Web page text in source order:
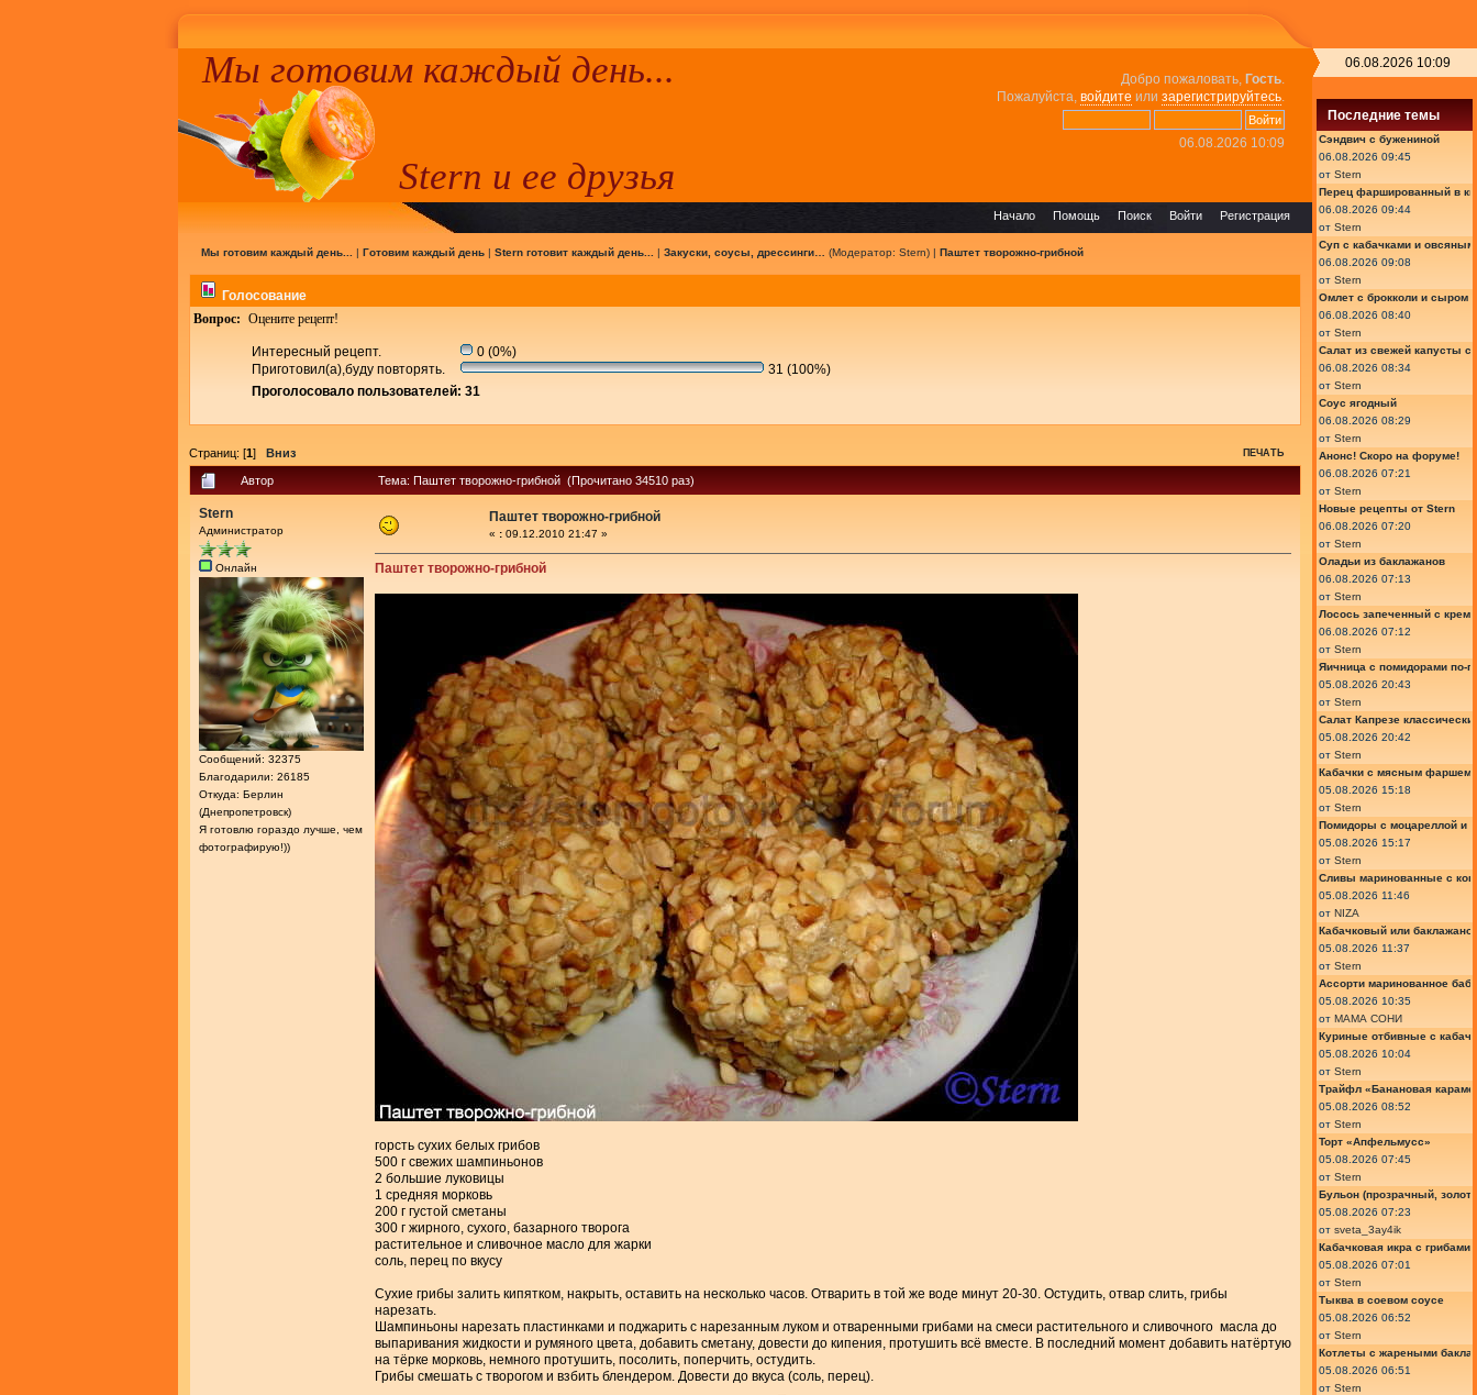
Добро пожаловать, Гость.
Пожалуйста, войдите или зарегистрируйтесь.
06.08.2026 10:09
Мы готовим каждый день...
Stern и ее друзья
Регистрация
Войти
Поиск
Помощь
Начало
Мы готовим каждый день... | Готовим каждый день| Stern готовит каждый день... | Закуски, соусы, дрессинги… (Модератор: Stern) | Паштет творожно-грибной
Голосование
Вопрос: Оцените рецепт!
Интересный рецепт.
0 (0%)
Приготовил(а),буду повторять.
31 (100%)
Проголосовало пользователей: 31
Страниц: [1] Вниз ПЕЧАТЬ
Автор Тема: Паштет творожно-грибной (Прочитано 34510 раз)
Stern
Администратор
Онлайн
Сообщений: 32375
Благодарили: 26185
Откуда: Берлин
(Днепропетровск)
Я готовлю гораздо лучше, чем
фотографирую!))
Паштет творожно-грибной
« : 09.12.2010 21:47 »
Паштет творожно-грибной
горсть сухих белых грибов
500 г свежих шампиньонов
2 большие луковицы
1 средняя морковь
200 г густой сметаны
300 г жирного, сухого, базарного творога
растительное и сливочное масло для жарки
соль, перец по вкусу
Сухие грибы залить кипятком, накрыть, оставить на несколько часов. Отварить в той же воде минут 20-30. Остудить, отвар слить, грибы
нарезать.
Шампиньоны нарезать пластинками и поджарить с нарезанным луком и отваренными грибами на смеси растительного и сливочного масла до
выпаривания жидкости и румяного цвета, добавить сметану, довести до кипения, протушить всё вместе. В последний момент добавить натёртую
на тёрке морковь, немного протушить, посолить, поперчить, остудить.
Грибы смешать с творогом и взбить блендером. Довести до вкуса (соль, перец).
06.08.2026 10:09
Последние темы
Сэндвич с бужениной
06.08.2026 09:45
от Stern
Перец фаршированный в
06.08.2026 09:44
от Stern
Суп с кабачками и
06.08.2026 09:08
от Stern
Омлет с брокколи и сыром
06.08.2026 08:40
от Stern
Салат из свежей капусты
06.08.2026 08:34
от Stern
Соус ягодный
06.08.2026 08:29
от Stern
Анонс! Скоро на форуме!
06.08.2026 07:21
от Stern
Новые рецепты от Stern
06.08.2026 07:20
от Stern
Оладьи из баклажанов
06.08.2026 07:13
от Stern
Лосось запеченный с
06.08.2026 07:12
от Stern
Яичница с помидорами по-
05.08.2026 20:43
от Stern
Салат Капрезе
05.08.2026 20:42
от Stern
Кабачки с мясным фаршем
05.08.2026 15:18
от Stern
Помидоры с моцареллой и
05.08.2026 15:17
от Stern
Сливы маринованные с
05.08.2026 11:46
от NIZA
Кабачковый или
05.08.2026 11:37
от Stern
Ассорти маринованное
05.08.2026 10:35
от МАМА СОНИ
Куриные отбивные с
05.08.2026 10:04
от Stern
Трайфл «Банановая
05.08.2026 08:52
от Stern
Торт «Апфельмусс»
05.08.2026 07:45
от Stern
Бульон (прозрачный,
05.08.2026 07:23
от sveta_3ay4ik
Кабачковая икра с грибами
05.08.2026 07:01
от Stern
Тыква в соевом соусе
05.08.2026 06:52
от Stern
Котлеты с жареными
05.08.2026 06:51
от Stern